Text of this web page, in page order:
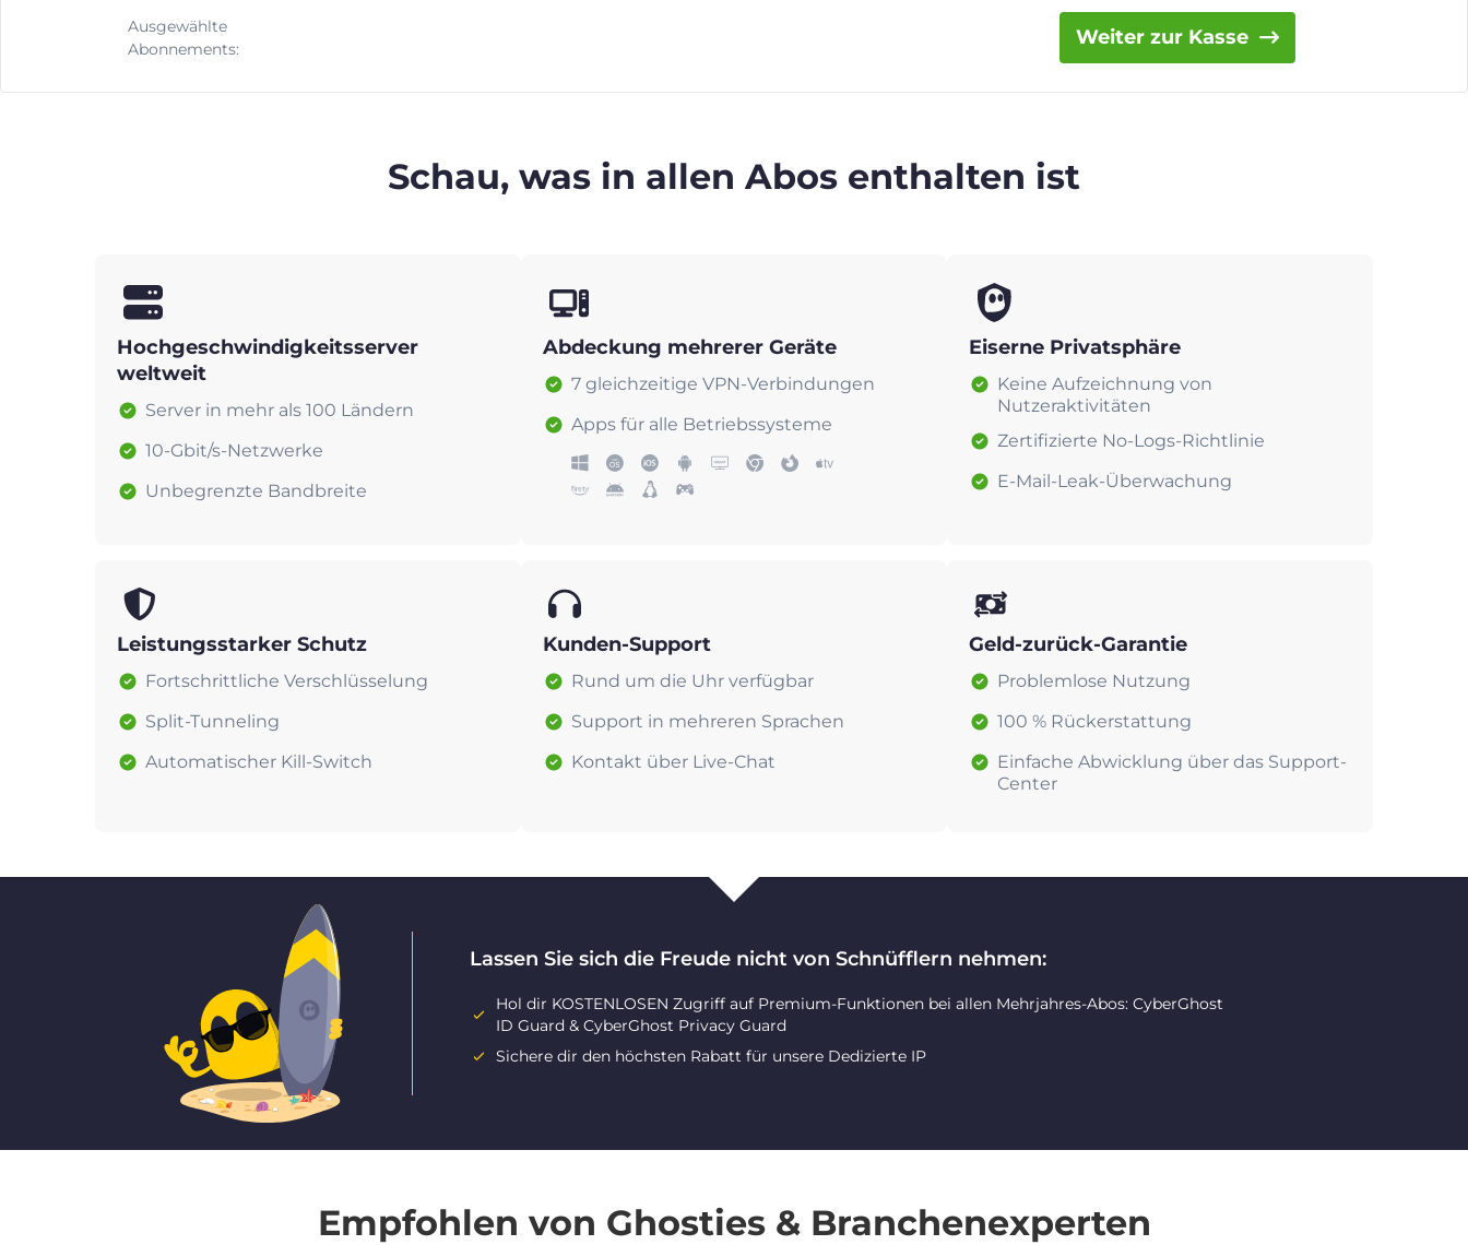
Ausgewählte
Abonnements:
Weiter zur Kasse
Schau, was in allen Abos enthalten ist
Hochgeschwindigkeitsserver
weltweit
Server in mehr als 100 Ländern
10-Gbit/s-Netzwerke
Unbegrenzte Bandbreite
Abdeckung mehrerer Geräte
7 gleichzeitige VPN-Verbindungen
Apps für alle Betriebssysteme
Eiserne Privatsphäre
Keine Aufzeichnung von
Nutzeraktivitäten
Zertifizierte No-Logs-Richtlinie
E-Mail-Leak-Überwachung
Leistungsstarker Schutz
Fortschrittliche Verschlüsselung
Split-Tunneling
Automatischer Kill-Switch
Kunden-Support
Rund um die Uhr verfügbar
Support in mehreren Sprachen
Kontakt über Live-Chat
Geld-zurück-Garantie
Problemlose Nutzung
100 % Rückerstattung
Einfache Abwicklung über das Support-
Center
Lassen Sie sich die Freude nicht von Schnüfflern nehmen:
Hol dir KOSTENLOSEN Zugriff auf Premium-Funktionen bei allen Mehrjahres-Abos: CyberGhost
ID Guard & CyberGhost Privacy Guard
Sichere dir den höchsten Rabatt für unsere Dedizierte IP
Empfohlen von Ghosties & Branchenexperten